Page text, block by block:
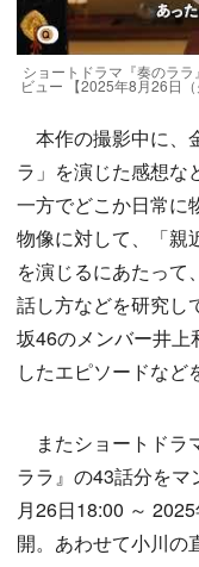
ショートドラマ『奏のラ
ビュー 【2025年8月26日
本作の撮影中に、
ラ」を演じた感想な
一方でどこか日常に
物像に対して、「親
を演じるにあたって
話し方などを研究し
坂46のメンバー井
したエピソードなど
またショートドラ
ララ』の43話分を
月26日18:00 ～
開。あわせて小川の